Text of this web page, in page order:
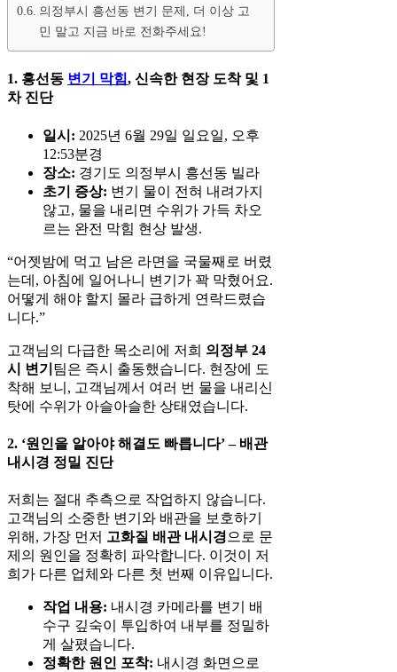
의정부시 흥선동 변기 문제, 더 이상 고
민 말고 지금 바로 전화주세요!
1. 흥선동 변기 막힘, 신속한 현장 도착 및 1
차 진단
일시: 2025년 6월 29일 일요일, 오후
12:53분경
장소: 경기도 의정부시 흥선동 빌라
초기 증상: 변기 물이 전혀 내려가지
않고, 물을 내리면 수위가 가득 차오
르는 완전 막힘 현상 발생.
“어젯밤에 먹고 남은 라면을 국물째로 버렸
는데, 아침에 일어나니 변기가 꽉 막혔어요.
어떻게 해야 할지 몰라 급하게 연락드렸습
니다.”
고객님의 다급한 목소리에 저희 의정부 24
시 변기 팀은 즉시 출동했습니다. 현장에 도
착해 보니, 고객님께서 여러 번 물을 내리신
탓에 수위가 아슬아슬한 상태였습니다.
2. ‘원인을 알아야 해결도 빠릅니다’ – 배관
내시경 정밀 진단
저희는 절대 추측으로 작업하지 않습니다.
고객님의 소중한 변기와 배관을 보호하기
위해, 가장 먼저 고화질 배관 내시경으로 문
제의 원인을 정확히 파악합니다. 이것이 저
희가 다른 업체와 다른 첫 번째 이유입니다.
작업 내용: 내시경 카메라를 변기 배
수구 깊숙이 투입하여 내부를 정밀하
게 살폈습니다.
정확한 원인 포착: 내시경 화면으로